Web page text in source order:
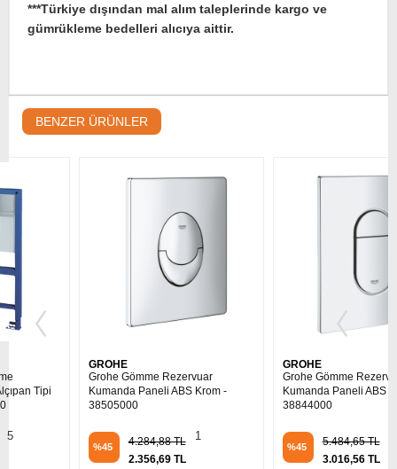
***Türkiye dışından mal alım taleplerinde kargo ve
gümrükleme bedelleri alıcıya aittir.
BENZER ÜRÜNLER
Grohe Gömme Rezervuar
Kumanda Paneli ABS Krom -
4.284,88 TL
2.356,69 TL
Grohe Gömme Rezervuar
Kumanda Paneli ABS Krom -
5.484,65 TL
3.016,56 TL
1